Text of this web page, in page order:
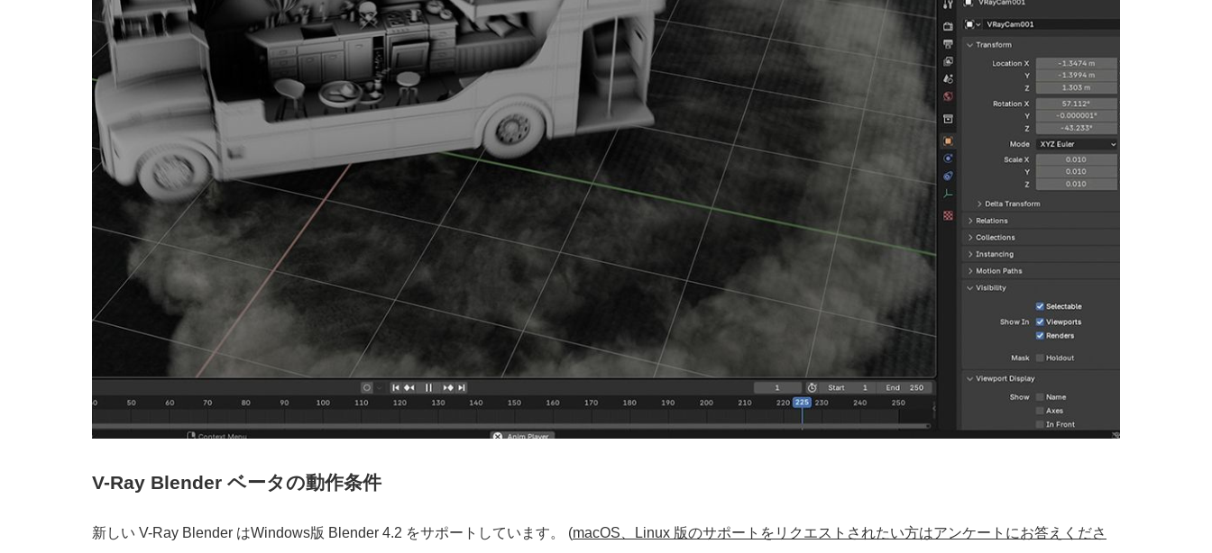
V-Ray Blender ベータの動作条件
新しい V-Ray Blender はWindows版 Blender 4.2 をサポートしています。 (macOS、Linux 版のサポートをリクエストされたい方はアンケートにお答えくださ